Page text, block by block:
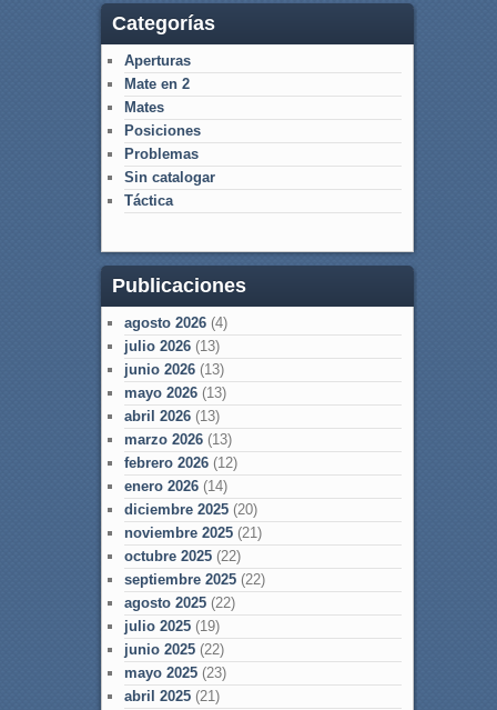
Categorías
Aperturas
Mate en 2
Mates
Posiciones
Problemas
Sin catalogar
Táctica
Publicaciones
agosto 2026(4)
julio 2026(13)
junio 2026(13)
mayo 2026(13)
abril 2026(13)
marzo 2026(13)
febrero 2026(12)
enero 2026(14)
diciembre 2025(20)
noviembre 2025(21)
octubre 2025(22)
septiembre 2025(22)
agosto 2025(22)
julio 2025(19)
junio 2025(22)
mayo 2025(23)
abril 2025(21)